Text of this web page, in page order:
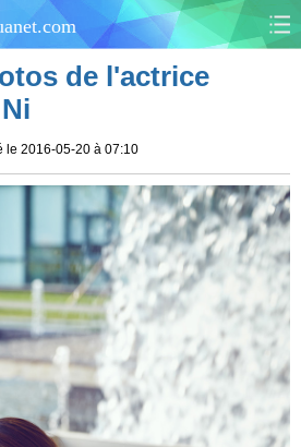
MONDE
SOCIÉTÉ
SPORTS
PLANÈTE
DOCUMENTS
PHOTOS
de l'actrice
le 2016-05-20 à 07:10